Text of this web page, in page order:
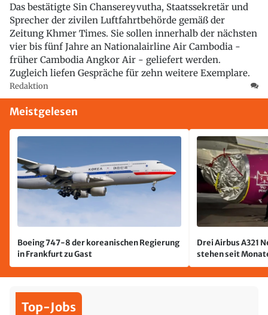
Das bestätigte Sin Chansereyvutha, Staatssekretär und
Sprecher der zivilen Luftfahrtbehörde gemäß der
Zeitung Khmer Times. Sie sollen innerhalb der nächsten
vier bis fünf Jahre an Nationalairline Air Cambodia -
früher Cambodia Angkor Air - geliefert werden.
Zugleich liefen Gespräche für zehn weitere Exemplare.
Redaktion
Meistgelesen
Boeing 747-8 der koreanischen Regierung
in Frankfurt zu Gast
Drei Airbus A321
stehen seit
jetzt wurde einer
Top-Jobs